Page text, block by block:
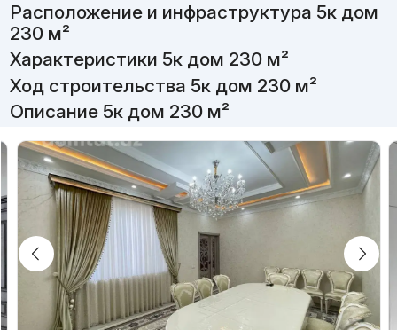
Расположение и инфраструктура 5к дом
230 м²
Характеристики 5к дом 230 м²
Ход строительства 5к дом 230 м²
Описание 5к дом 230 м²